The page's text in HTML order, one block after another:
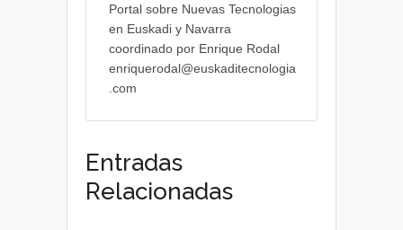
Portal sobre Nuevas Tecnologias
en Euskadi y Navarra
coordinado por Enrique Rodal
enriquerodal@euskaditecnologia
.com
Entradas
Relacionadas